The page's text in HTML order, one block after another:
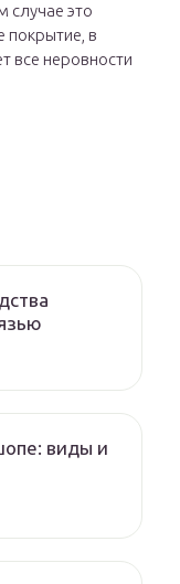
случае это
покрытие, в
все неровности
виды и